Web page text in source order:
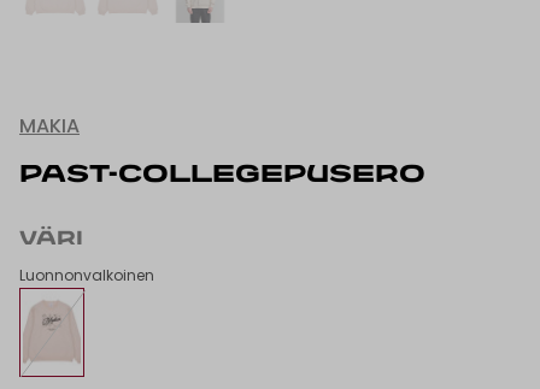
MAKIA
PAST-COLLEGEPUSERO
VÄRI
Luonnonvalkoinen